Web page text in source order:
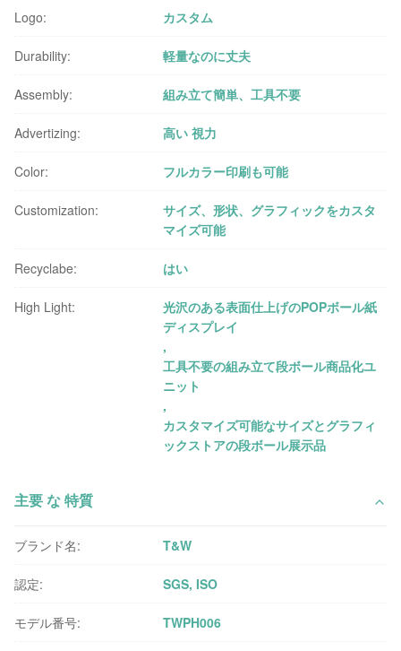
Logo: カスタム
Durability: 軽量なのに丈夫
Assembly: 組み立て簡単、工具不要
Advertizing: 高い 視力
Color: フルカラー印刷も可能
Customization:
サイズ、形状、グラフィックをカスタ
マイズ可能
Recyclabe: はい
High Light:
光沢のある表面仕上げのPOPボール紙
ディスプレイ
,
工具不要の組み立て段ボール商品化ユ
ニット
,
カスタマイズ可能なサイズとグラフィ
ックストアの段ボール展示品
主要 な 特質
ブランド名: T&W
認定: SGS, ISO
モデル番号: TWPH006